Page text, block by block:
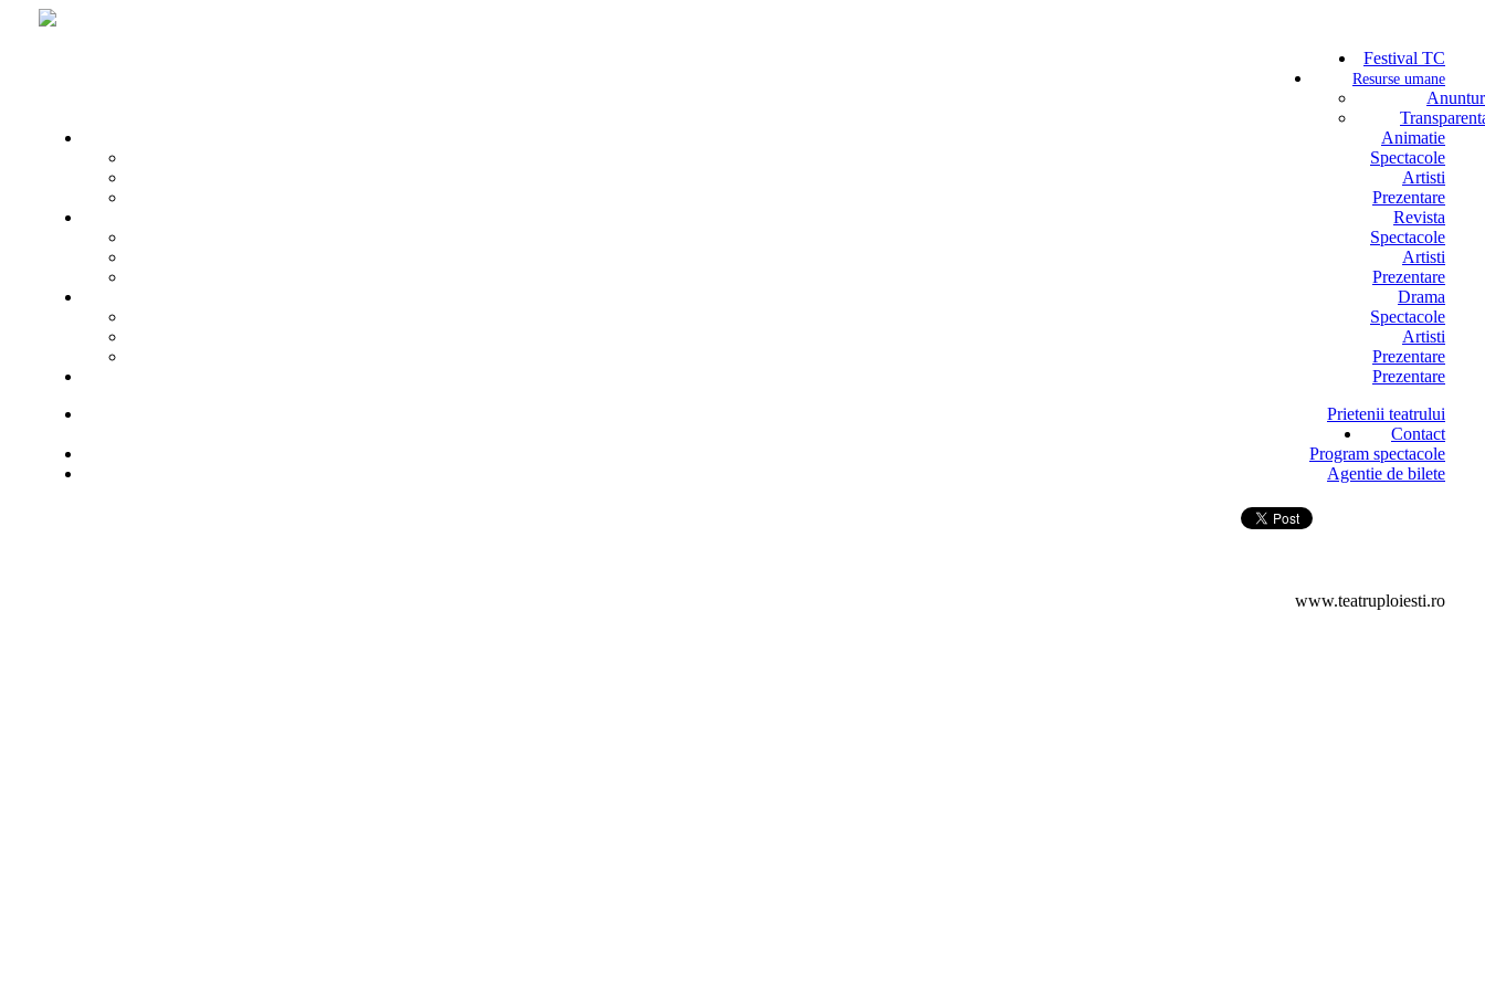
Festival TC
Resurse umane
Animatie
Spectacole
Artisti
Prezentare
Revista
Spectacole
Artisti
Prezentare
Drama
Spectacole
Artisti
Prezentare
Prezentare
Prietenii teatrului
Contact
Program spectacole
Agentie de bilete
www.teatruploiesti.ro